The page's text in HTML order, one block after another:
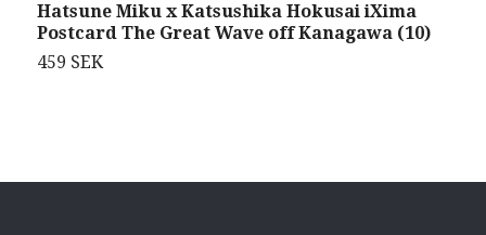
Hatsune Miku x Katsushika Hokusai iXima
Postcard The Great Wave off Kanagawa (10)
459 SEK